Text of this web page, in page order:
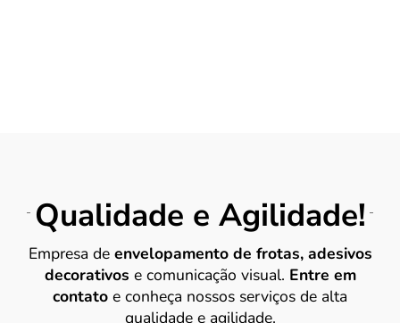
Qualidade e Agilidade!
Empresa de envelopamento de frotas, adesivos
decorativos e comunicação visual. Entre em
contato e conheça nossos serviços de alta
qualidade e agilidade.